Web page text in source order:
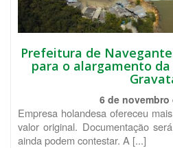
Prefeitura de
para o alargamento
6 de novembro
Empresa holandesa ofereceu
valor original. Documentação
ainda podem contestar. A [...]